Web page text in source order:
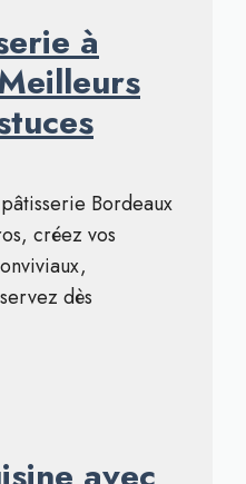
à
Bordeaux
créez vos
dès